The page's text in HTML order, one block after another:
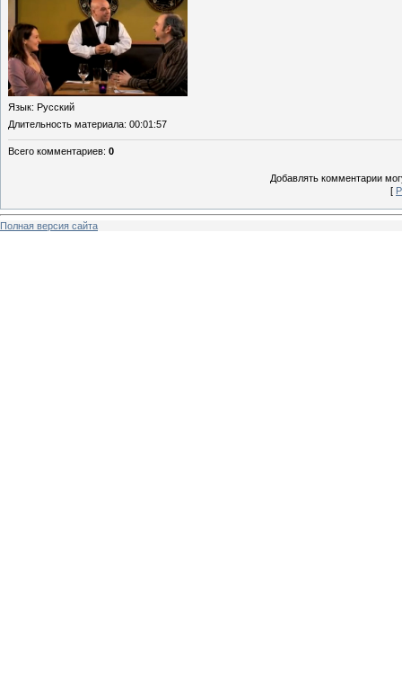
Язык: Русский
Длительность материала: 00:01:57
Всего комментариев: 0
Добавлять комментарии
[
Полная версия сайта